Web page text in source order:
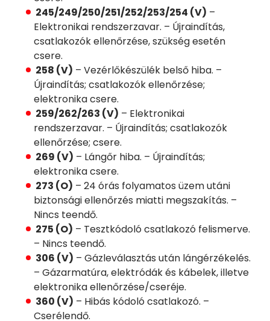
245/249/250/251/252/253/254 (V) –
Elektronikai rendszerzavar. – Újraindítás,
csatlakozók ellenőrzése, szükség esetén
csere.
258 (V) – Vezérlőkészülék belső hiba. –
Újraindítás; csatlakozók ellenőrzése;
elektronika csere.
259/262/263 (V) – Elektronikai
rendszerzavar. – Újraindítás; csatlakozók
ellenőrzése; csere.
269 (V) – Lángőr hiba. – Újraindítás;
elektronika csere.
273 (O) – 24 órás folyamatos üzem utáni
biztonsági ellenőrzés miatti megszakítás. –
Nincs teendő.
275 (O) – Tesztkódoló csatlakozó felismerve.
– Nincs teendő.
306 (V) – Gázleválasztás után lángérzékelés.
– Gázarmatúra, elektródák és kábelek, illetve
elektronika ellenőrzése/cseréje.
360 (V) – Hibás kódoló csatlakozó. –
Cserélendő.